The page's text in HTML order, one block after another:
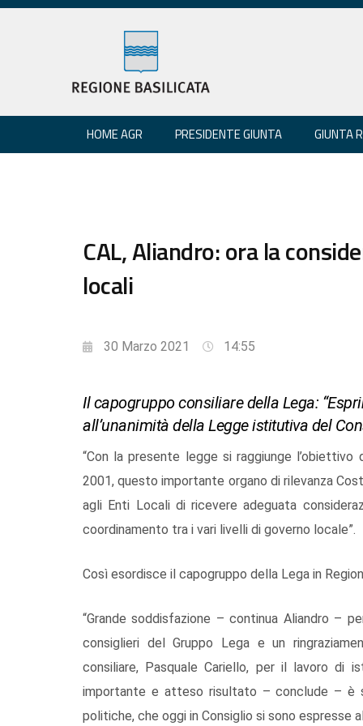
HOME AGR PRESIDENTE GIUNTA GIUNTA
CAL, Aliandro: ora la
locali
30 Marzo 2021 14:55
Il capogruppo consiliare della Lega:
all’unanimità della Legge istitutiva del
“Con la presente legge si raggiunge
2001, questo importante organo di rilevanza
agli Enti Locali di ricevere adeguata
coordinamento tra i vari livelli di governo locale”.
Così esordisce il capogruppo della Lega in
“Grande soddisfazione – continua Aliandro –
consiglieri del Gruppo Lega e un
consiliare, Pasquale Cariello, per il lavoro di
importante e atteso risultato – conclude –
politiche, che oggi in Consiglio si sono espresse